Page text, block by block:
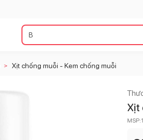
> Xịt chống muỗi - Kem chống muỗi
Xịt
MSP: